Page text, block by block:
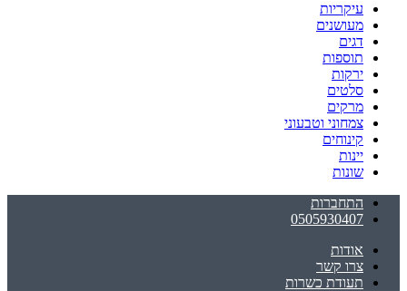
עיקריות
מעושנים
דגים
תוספות
ירקות
סלטים
מרקים
צמחוני וטבעוני
קינוחים
יינות
שונות
התחברות
0505930407
אודות
צרו קשר
תעודת כשרות